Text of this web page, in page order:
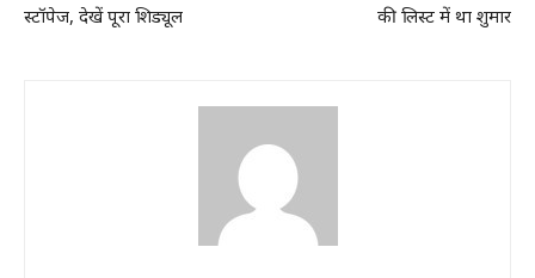
स्टॉपेज, देखें पूरा शिड्यूल
की लिस्ट में था शुमार